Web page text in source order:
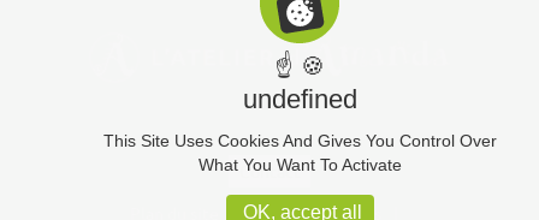
Contact
Mentions légales
☝ 🍪
undefined
This Site Uses Cookies And Gives You Control Over
What You Want To Activate
OK, accept all